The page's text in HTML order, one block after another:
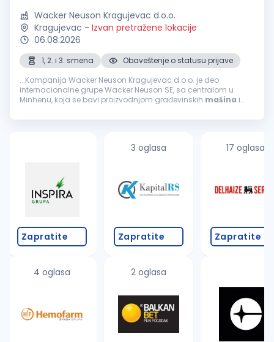
Wacker Neuson Kragujevac d.o.o.
Kragujevac - Izvan pretražene lokacije
06.08.2026
1, 2. i 3. smena
Obaveštenje o statusu prijave
...Kompanija Wacker Neuson Kragujevac d.o.o. je deo
internacionalne grupe Wacker Neuson SE, sa centralom u
Minhenu, koja se bavi proizvodnjom građevinskih mašina i
industriji. Grupa Wacker...
Zapratite
4 oglasa
3 oglasa
Zapratite
2 oglasa
17 oglasa
Zapratite